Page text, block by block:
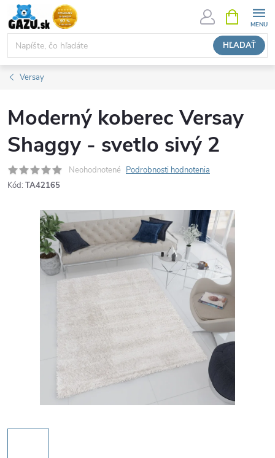
Prejsť
na
obsah
HĽADAŤ
KOŠÍK
Versay
Moderný koberec Versay
Shaggy - svetlo sivý 2
Neohodnotené Podrobnosti hodnotenia
Kód: TA42165